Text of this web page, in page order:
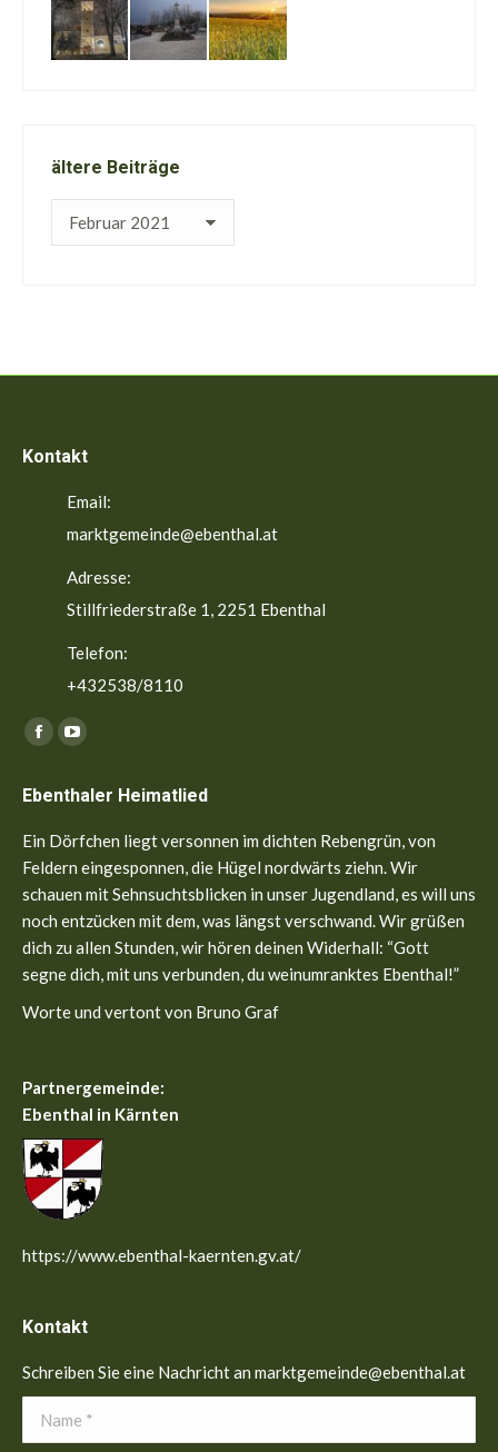
ältere Beiträge
ältere
Kontakt
Email:
marktgemeinde@ebenthal.at
Adresse:
Stillfriederstraße 1, 2251 Ebenthal
Telefon:
+432538/8110
Finden Sie uns auf:
Facebook
opens
in
new
window
YouTube
opens
in
new
window
Ebenthaler Heimatlied
Ein Dörfchen liegt versonnen im dichten Rebengrün, von
Feldern eingesponnen, die Hügel nordwärts ziehn. Wir
schauen mit Sehnsuchtsblicken in unser Jugendland, es will uns
noch entzücken mit dem, was längst verschwand. Wir grüßen
dich zu allen Stunden, wir hören deinen Widerhall: “Gott
segne dich, mit uns verbunden, du weinumranktes Ebenthal!”
Worte und vertont von Bruno Graf
Partnergemeinde:
Ebenthal in Kärnten
https://www.ebenthal-kaernten.gv.at/
Kontakt
Schreiben Sie eine Nachricht an marktgemeinde@ebenthal.at
Name *